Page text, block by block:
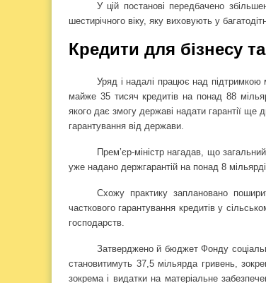
У цій постанові передбачено
шестирічного віку, яку виховують у
Кредити для бізнесу та
Уряд і надалі працює над підтримкою
майже 35 тисяч кредитів на понад 88
якого дає змогу державі надати гарантії ще
гарантування від держави.
Прем’єр-міністр нагадав, що
уже надано держгарантій на понад 8
Схожу практику заплановано
часткового гарантування кредитів у
господарств.
Затверджено й бюджет Фонду
становитимуть 37,5 мільярда гривень,
зокрема і видатки на матеріальне